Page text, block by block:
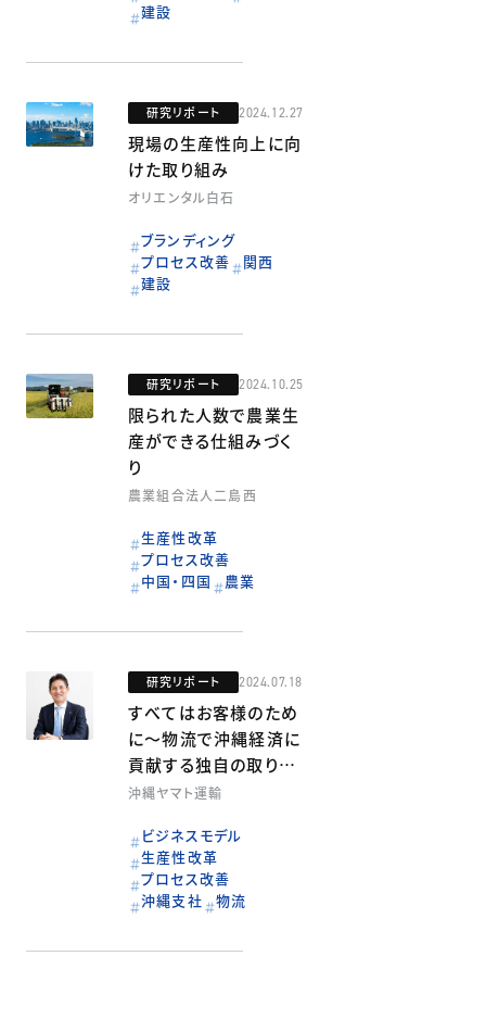
建設
研究リポート 2024.12.27
現場の生産性向上に向
けた取り組み
オリエンタル白石
ブランディング
プロセス改善
関西
建設
研究リポート 2024.10.25
限られた人数で農業生
産ができる仕組みづく
り
農業組合法人二島西
生産性改革
プロセス改善
中国・四国
農業
研究リポート 2024.07.18
すべてはお客様のため
に～物流で沖縄経済に
貢献する独自の取り組
みとは～
沖縄ヤマト運輸
ビジネスモデル
生産性改革
プロセス改善
沖縄支社
物流